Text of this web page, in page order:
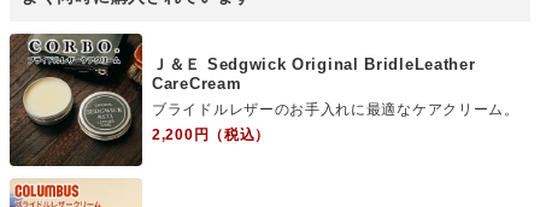
Ｊ＆Ｅ Sedgwick Original BridleLeather
CareCream
ブライドルレザーのお手入れに最適なケアクリーム。
2,200円（税込）